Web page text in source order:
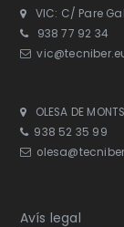
VIC: C/ Pare
938 77 92 34
OLESA DE
938 52 35 99
Avís legal